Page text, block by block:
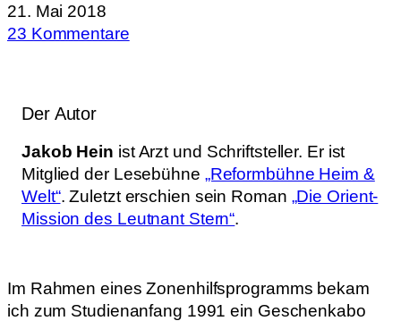
21. Mai 2018
23 Kommentare
Der Autor
Jakob Hein ist Arzt und Schriftsteller. Er ist
Mitglied der Lesebühne „Reformbühne Heim &
Welt“. Zuletzt erschien sein Roman „Die Orient-
Mission des Leutnant Stern“.
Im Rahmen eines Zonenhilfsprogramms bekam
ich zum Studienanfang 1991 ein Geschenkabo